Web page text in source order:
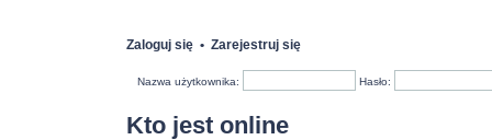
Zaloguj się • Zarejestruj się
Nazwa użytkownika: Hasło:
Kto jest online